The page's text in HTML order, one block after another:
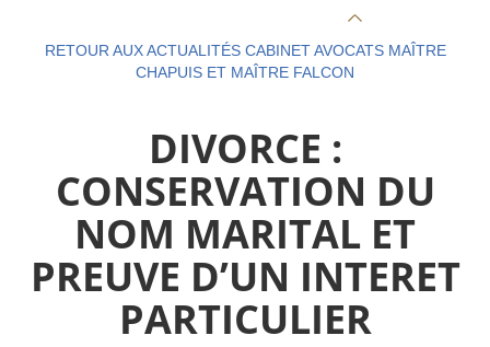
RETOUR AUX ACTUALITÉS CABINET AVOCATS MAÎTRE
CHAPUIS ET MAÎTRE FALCON
DIVORCE :
CONSERVATION DU
NOM MARITAL ET
PREUVE D’UN INTERET
PARTICULIER